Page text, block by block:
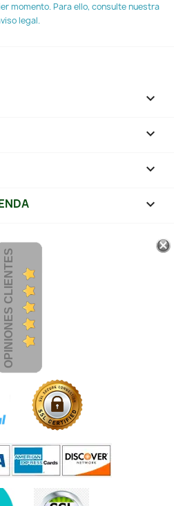
momento. Para ello, consulte nuestra
legal.



keyboard_arrow_down
OPINIONES CLIENTES